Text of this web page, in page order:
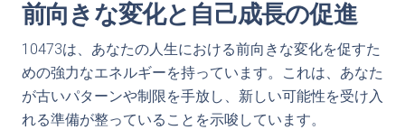
前向きな変化と自己成長の促進
10473は、あなたの人生における前向きな変化を促すた
めの強力なエネルギーを持っています。これは、あなた
が古いパターンや制限を手放し、新しい可能性を受け入
れる準備が整っていることを示唆しています。